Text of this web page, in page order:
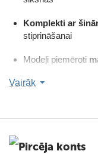
Komplekti ar
stiprināšanai
Modeļi piemēroti
Droši, testēti un
drošības jostu
Vairāk
Pircēja konts